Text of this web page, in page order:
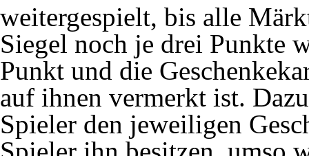
weitergespielt, bis alle
Siegel noch je drei Punkte
Punkt und die
auf ihnen vermerkt ist.
Spieler den jeweiligen